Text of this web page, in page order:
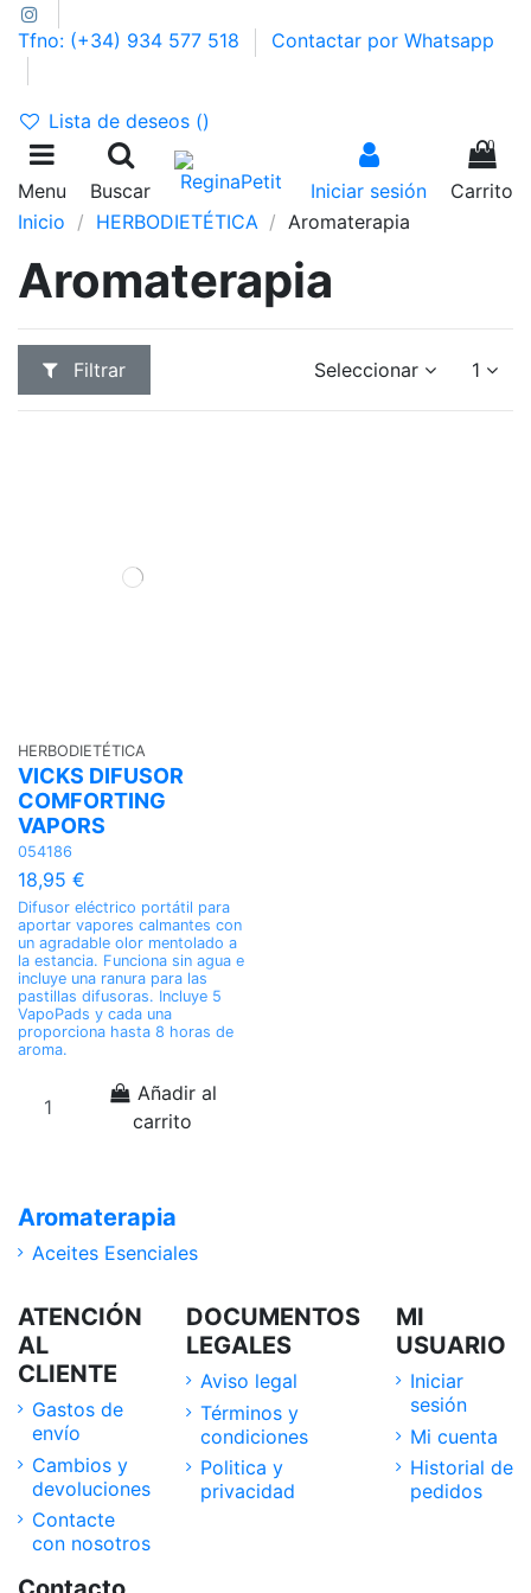
Tfno: (+34) 934 577 518 Contactar por Whatsapp
Lista de deseos ()
Menu Buscar Iniciar sesión
0
Carrito
Inicio
HERBODIETÉTICA Aromaterapia
Aromaterapia
Filtrar Seleccionar 1
HERBODIETÉTICA
VICKS DIFUSOR
COMFORTING
VAPORS
054186
18,95 €
Difusor eléctrico portátil para
aportar vapores calmantes con
un agradable olor mentolado a
la estancia. Funciona sin agua e
incluye una ranura para las
pastillas difusoras. Incluye 5
VapoPads y cada una
proporciona hasta 8 horas de
aroma.
Añadir al
carrito
Aromaterapia
Aceites Esenciales
ATENCIÓN
AL
CLIENTE
Gastos de
envío
Cambios y
devoluciones
Contacte
con nosotros
DOCUMENTOS
LEGALES
Aviso legal
Términos y
condiciones
Politica y
privacidad
MI
USUARIO
Iniciar
sesión
Mi cuenta
Historial de
pedidos